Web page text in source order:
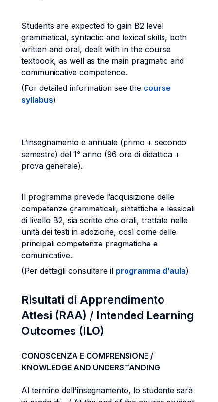
Students are expected to gain B2 level
grammatical, syntactic and lexical skills, both
written and oral, dealt with in the course
textbook, as well as the main pragmatic and
communicative competence.
(For detailed information see the course
syllabus)
L’insegnamento è annuale (primo + secondo
semestre) del 1° anno (96 ore di didattica +
prova generale).
Il programma prevede l’acquisizione delle
competenze grammaticali, sintattiche e lessicali
di livello B2, sia scritte che orali, trattate nelle
unità dei testi in adozione, così come delle
principali competenze pragmatiche e
comunicative.
(Per dettagli consultare il programma d’aula)
Risultati di Apprendimento
Attesi (RAA) / Intended Learning
Outcomes (ILO)
CONOSCENZA E COMPRENSIONE /
KNOWLEDGE AND UNDERSTANDING
Al termine dell'insegnamento, lo studente sarà